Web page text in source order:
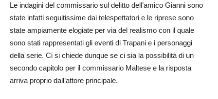
Le indagini del commissario sul delitto dell’amico Gianni sono
state infatti seguitissime dai telespettatori e le riprese sono
state ampiamente elogiate per via del realismo con il quale
sono stati rappresentati gli eventi di Trapani e i personaggi
della serie. Ci si chiede dunque se ci sia la possibilità di un
secondo capitolo per il commissario Maltese e la risposta
arriva proprio dall’attore principale.